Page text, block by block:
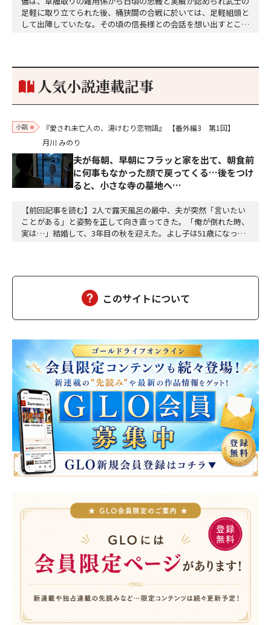
足軽に取り立てられた後、桶狭間の合戦に於いては、足軽組頭と
して出陣していたな。その頃の信長様との会話を想い出すとこん
り。どうして勝てたのか、未だにわかりません。…
人気小説連載記事
小説 『愛され未亡人の、湯けむり恋物語』
【番外編3 第1回】
月川 みのり
夫が毎朝、早朝にフラッと家を出て、朝食前
に何事もなかった顔で戻ってくる…後をつけ
ると、小さな寺の墓地へ…
【前回記事を読む】2人で露天風呂の最中、夫が突然「言いたい
ことがある」と姿勢を正して向き直ってきた。「俺が倒れた時、
実は…」結婚して、3年目の秋を迎えた。よし子は51歳になっ
ん、幸せになった）夫の雅彦は、相変わらず口数は多くな…
このサイトについて